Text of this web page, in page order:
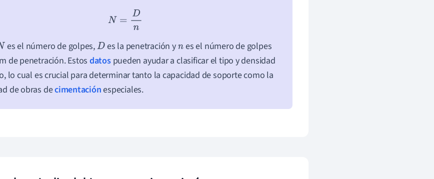
N=D n
es el número de golpes,D es la penetración yn es el número de golpes
de penetración. Estos datospueden ayudar a clasificar el tipo y densidad
lo cual es crucial para determinar tanto la capacidad de soporte como la
de obras decimentaciónespeciales.